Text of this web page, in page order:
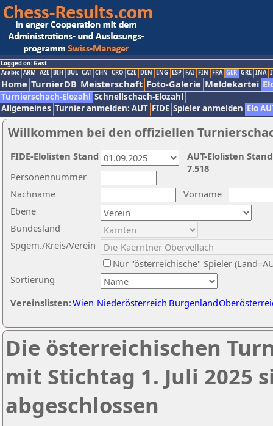
Logged on: Gast
Arabic ARM AZE BIH BUL CAT CHN CRO CZE DEN ENG ESP FAI FIN FRA GER GRE INA
Home TurnierDB Meisterschaft Foto-Galerie Meldekartei
Turnierschach-Elozahl Schnellschach-Elozahl
Allgemeines Turnier anmelden: AUT FIDE Spieler anmelden Elo
Willkommen bei den offiziellen
Nachname
Vorname
Ebene
Sortierung
Personennummer
Bundesland
Spgem./Kreis/Verein
Nur "österreichische" Spieler
Vereinslisten:Wien Niederösterreich Burgenland
AUT-Elolisten
7.518
FIDE-Elolisten Stand
Die österreichischen
mit Stichtag 1. Juli 2025
abgeschlossen